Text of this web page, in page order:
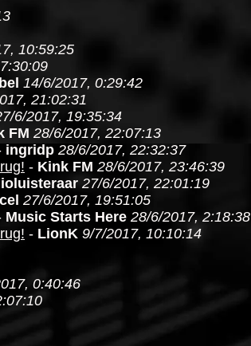
10:59:25
14/6/2017, 0:29:42
21:02:31
6/2017, 19:35:34
FM 28/6/2017, 22:07:13
ingridp 28/6/2017, 22:32:37
- Kink FM 28/6/2017, 23:46:39
27/6/2017, 22:01:19
27/6/2017, 19:51:05
Music Starts Here 28/6/2017, 2:18:38
- LionK 9/7/2017, 10:10:14
0:40:46